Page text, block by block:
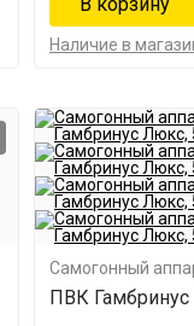
Наличие в
Самогонный
ПВК